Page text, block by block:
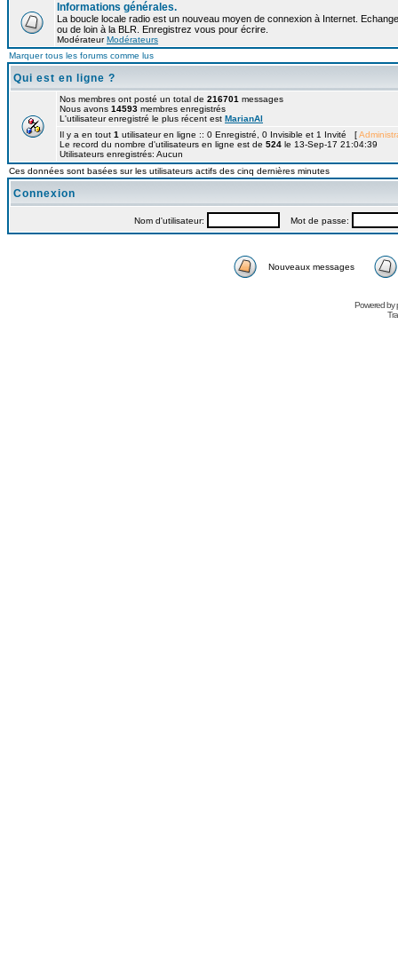
Informations générales.
La boucle locale radio est un nouveau moyen de connexion à Internet.
ou de loin à la BLR. Enregistrez vous pour écrire.
ModérateurModérateurs
Marquer tous les forums comme lus
Qui est en ligne ?
Nos membres ont posté un total de 216701 messages
Nous avons 14593 membres enregistrés
L'utilisateur enregistré le plus récent est MarianAl
Il y a en tout 1 utilisateur en ligne :: 0 Enregistré, 0 Invisible et 1 Invité [
Le record du nombre d'utilisateurs en ligne est de 524 le 13-Sep-17 21:04:39
Utilisateurs enregistrés: Aucun
Ces données sont basées sur les utilisateurs actifs des cinq dernières minutes
Connexion
Nom d'utilisateur: Mot de passe:
Nouveaux messages
Powered by